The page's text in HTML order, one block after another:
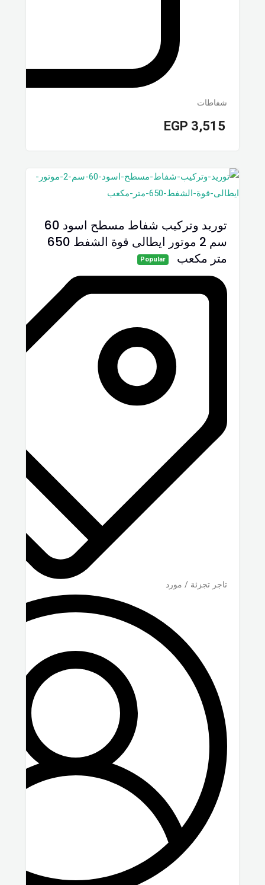
شفاطات
EGP 3,515
توريد وتركيب شفاط مسطح اسود 60
سم 2 موتور ایطالى قوة الشفط 650
متر مكعب
Popular
تاجر تجزئة / مورد